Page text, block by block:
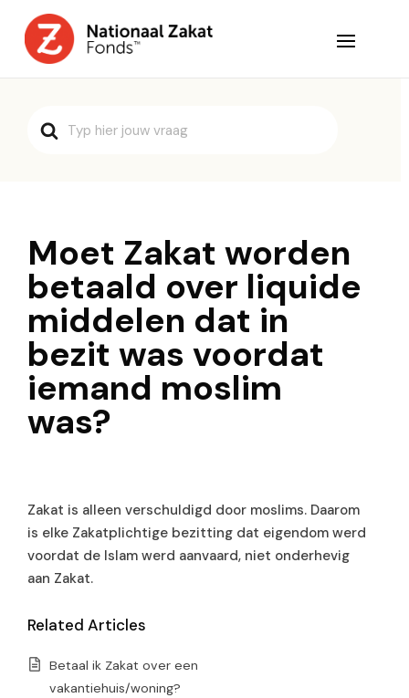
For
Moet Zakat worden
betaald over liquide
middelen dat in
bezit was voordat
iemand moslim
was?
Zakat is alleen verschuldigd door moslims. Daarom
is elke Zakatplichtige bezitting dat eigendom werd
voordat de Islam werd aanvaard, niet onderhevig
aan Zakat.
Related Articles
Betaal ik Zakat over een
vakantiehuis/woning?